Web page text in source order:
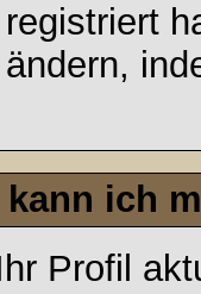
kann ich
Profil